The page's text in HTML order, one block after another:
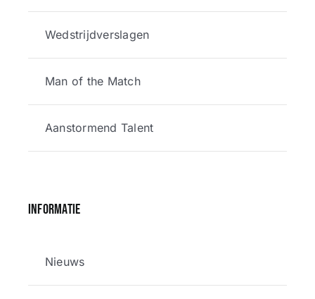
Wedstrijdverslagen
Man of the Match
Aanstormend Talent
Informatie
Nieuws